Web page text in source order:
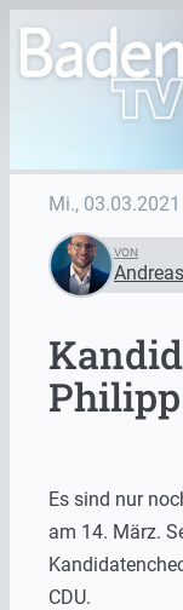
Mi., 03.03.2021
VON
Es sind nur
am 14. März.
CDU.